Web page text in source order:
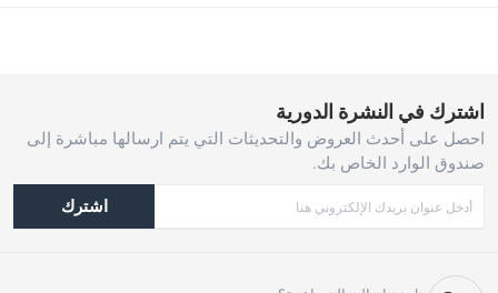
اشترك في النشرة الدورية
احصل على أحدث العروض والتحديثات التي يتم ارسالها مباشرة إلى
صندوق الوارد الخاص بك.
اشترك